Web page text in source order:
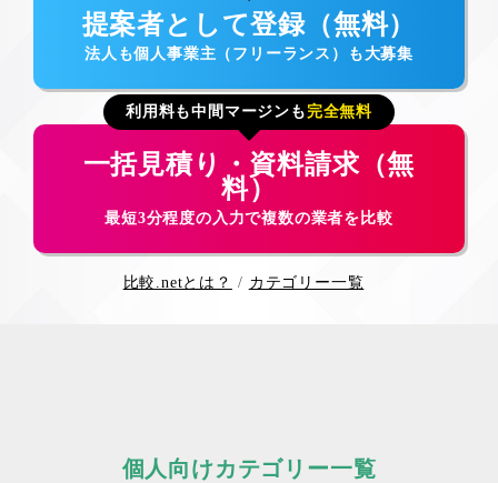
提案者として登録（無料）
法人も個人事業主（フリーランス）も大募集
利用料も中間マージンも 完全無料
一括見積り・資料請求（無
料）
最短3分程度の入力で複数の業者を比較
比較.netとは？ カテゴリー一覧
個人向けカテゴリー一覧